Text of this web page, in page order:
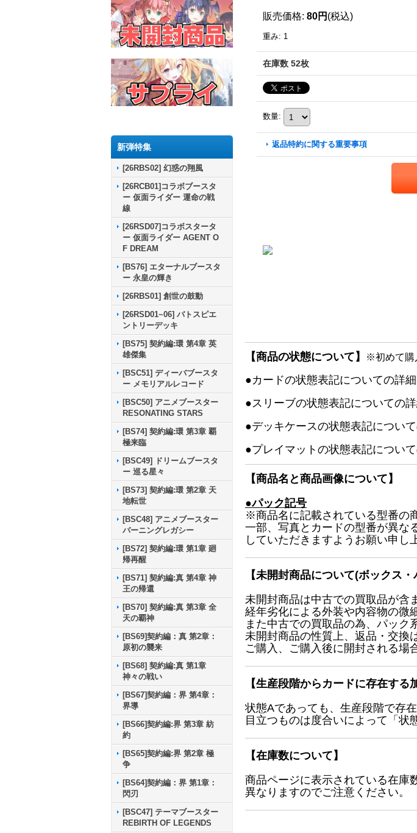
新弾特集
[26RBS02] 幻惑の翔風
[26RCB01]コラボブースタ
ー 仮面ライダー 運命の戦
線
[26RSD07]コラボスタータ
ー 仮面ライダー AGENT O
F DREAM
[BS76] エターナルブースタ
ー 永皇の輝き
[26RBS01] 創世の鼓動
[26RSD01~06] バトスピエ
ントリーデッキ
[BS75] 契約編:環 第4章 英
雄傑集
[BSC51] ディーバブースタ
ー メモリアルレコード
[BSC50] アニメブースター
RESONATING STARS
[BS74] 契約編:環 第3章 覇
極来臨
[BSC49] ドリームブースタ
ー 巡る星々
[BS73] 契約編:環 第2章 天
地転世
[BSC48] アニメブースター
バーニングレガシー
[BS72] 契約編:環 第1章 廻
帰再醒
[BS71] 契約編:真 第4章 神
王の帰還
[BS70] 契約編:真 第3章 全
天の覇神
[BS69]契約編：真 第2章：
原初の襲来
[BS68] 契約編:真 第1章
神々の戦い
[BS67]契約編：界 第4章：
界導
[BS66]契約編:界 第3章 紡
約
[BS65]契約編:界 第2章 極
争
[BS64]契約編：界 第1章：
閃刃
[BSC47] テーマブースター
REBIRTH OF LEGENDS
販売価格: 80円 (税込)
重み: 1
在庫数 52枚
数量:
返品特約に関する重要事項
【商品の状態について】 ※初めて購
●カードの状態表記についての詳
●スリーブの状態表記についての
●デッキケースの状態表記につい
●プレイマットの状態表記につい
【商品名と商品画像について】
●パック記号
※商品名に記載されている型番の
一部、写真とカードの型番が異な
していただきますようお願い申し
【未開封商品について(ボックス
未開封商品は中古での買取品が含
経年劣化による外装や内容物の微
また中古での買取品の為、パック
未開封商品の性質上、返品・交換
ご購入、ご購入後に開封される場
【生産段階からカードに存在する
状態Aであっても、生産段階で存
目立つものは度合いによって「状
【在庫数について】
商品ページに表示されている在庫
異なりますのでご注意ください。